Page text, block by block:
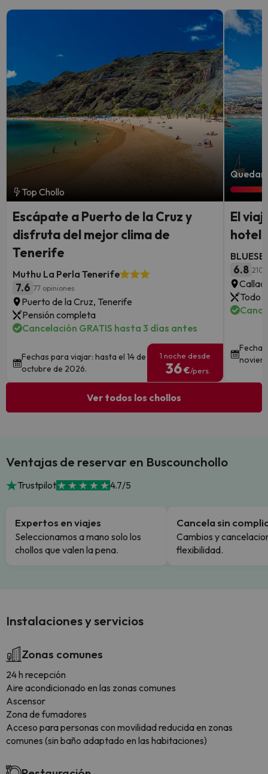
Top Chollo
Escápate a Puerto de la Cruz y
disfruta del mejor clima de
Tenerife
Muthu La Perla Tenerife
7.6 77 opiniones
Puerto de la Cruz, Tenerife
Pensión completa
Cancelación GRATIS hasta 3 días antes
Fechas para viajar: hasta el 14 de
octubre de 2026.
1 noche desde
36€/pers.
El
hotel
6.8 210
Todo
Ver todos los chollos
Ventajas de reservar en Buscounchollo
Trustpilot 4.7/5
Expertos en viajes
Seleccionamos a mano solo los
chollos que valen la pena.
Cancela sin
Cambios y
flexibilidad.
Instalaciones y servicios
Zonas comunes
24 h recepción
Aire acondicionado en las zonas comunes
Ascensor
Zona de fumadores
Acceso para personas con movilidad reducida en zonas
comunes (sin baño adaptado en las habitaciones)